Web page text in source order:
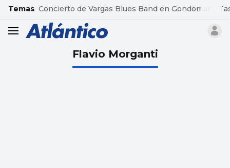
common.go-to-content
Temas Concierto de Vargas Blues Band en Gondomar
header.menu.open
Flavio Morganti